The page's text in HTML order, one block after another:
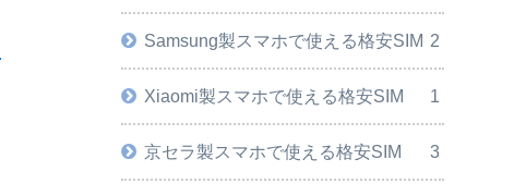
Samsung製スマホで使える格安SIM 2
Xiaomi製スマホで使える格安SIM 1
京セラ製スマホで使える格安SIM 3